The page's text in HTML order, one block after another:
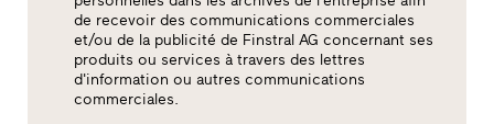
de recevoir des communications commerciales
et/ou de la publicité de Finstral AG concernant ses
produits ou services à travers des lettres
d'information ou autres communications
commerciales.